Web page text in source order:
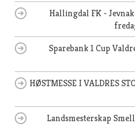
Hallingdal FK -
Sparebank 1 Cup
HØSTMESSE I VALDRES
Landsmesterskap